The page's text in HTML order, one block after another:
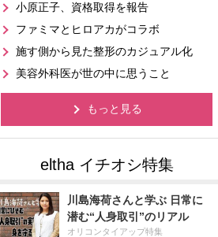
小原正子、資格取得を報告
ファミマとヒロアカがコラボ
施す側から見た整形のカジュアル化
美容外科医が世の中に思うこと
もっと見る
川島海荷さんと学ぶ 日常に
潜む“人身取引”のリアル
オリコンタイアップ特集